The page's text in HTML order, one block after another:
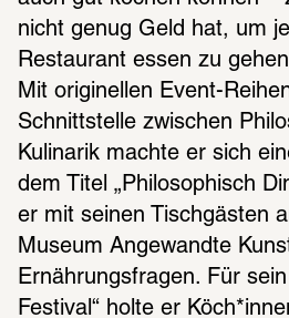
nicht genug Geld hat, um
Restaurant essen zu
Mit originellen Event-
Schnittstelle zwischen
Kulinarik machte er sich
dem Titel „Philosophisch
er mit seinen Tischgästen
Museum Angewandte
Ernährungsfragen. Für
Festival“ holte er